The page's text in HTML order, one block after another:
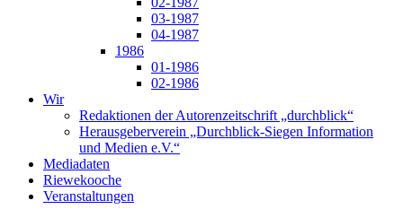
03-1987
04-1987
1986
01-1986
02-1986
Wir
Redaktionen der Autorenzeitschrift „durchblick“
Herausgeberverein „Durchblick-Siegen Information
und Medien e.V.“
Mediadaten
Riewekooche
Veranstaltungen